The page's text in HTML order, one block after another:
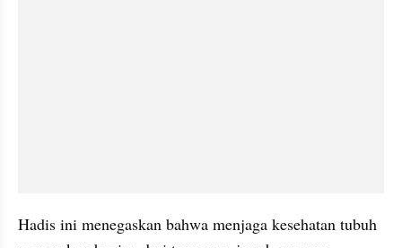
Hadis ini menegaskan bahwa menjaga kesehatan tubuh